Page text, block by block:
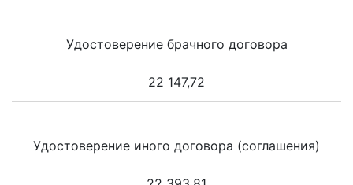
Удостоверение брачного договора
22 147,72
Удостоверение иного договора (соглашения)